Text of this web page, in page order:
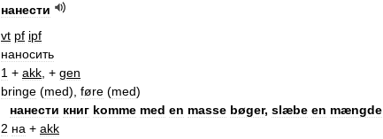
нанести
vt pf ipf
наносить
1 + akk , + gen
bringe (med), føre (med)
нанести книг komme med en masse bøger, slæbe en mængde
2 на + akk